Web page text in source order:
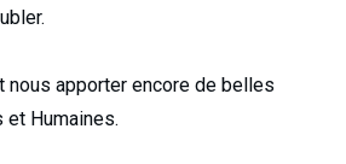
nous apporter encore de belles
Humaines.